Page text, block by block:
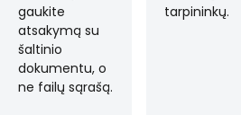
gaukite
atsakymą su
šaltinio
dokumentu, o
ne failų sąrašą.
tarpininkų.